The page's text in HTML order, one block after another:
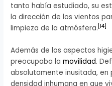
tanto había estudiado, su
la dirección de los vientos
limpieza de la atmósfera. [14]
Además de los aspectos
preocupaba lamovilidad.
absolutamente inusitada, en
densidad inhumana en que